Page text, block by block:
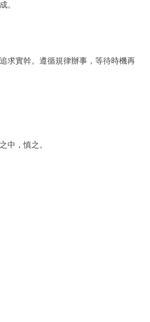
。
求實幹。遵循規律辦事，等待時機再
中，慎之。